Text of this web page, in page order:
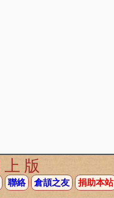
版
聯絡 倉頡之友 捐助本站